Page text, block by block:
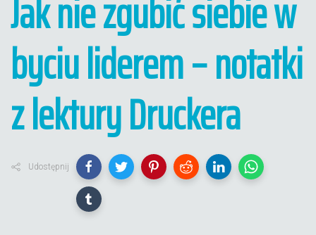
Jak nie zgubić siebie w
byciu liderem – notatki
z lektury Druckera
Udostępnij